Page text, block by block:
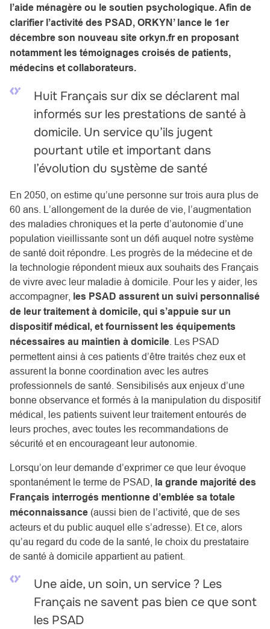
l’aide ménagère ou le soutien psychologique. Afin de
clarifier l’activité des PSAD, ORKYN’ lance le 1er
décembre son nouveau site orkyn.fren proposant
notamment les témoignages croisés de patients,
médecins et collaborateurs.
Huit Français sur dix se déclarent mal
informés sur les prestations de santé à
domicile. Un service qu’ils jugent
pourtant utile et important dans
l’évolution du système de santé
En 2050, on estime qu’une personne sur trois aura plus de
60 ans. L’allongement de la durée de vie, l’augmentation
des maladies chroniques et la perte d’autonomie d’une
population vieillissante sont un défi auquel notre système
de santé doit répondre. Les progrès de la médecine et de
la technologie répondent mieux aux souhaits des Français
de vivre avec leur maladie à domicile. Pour les y aider, les
accompagner,
les PSAD assurent un suivi personnalisé
de leur traitement à domicile, qui s’appuie sur un
dispositif médical, et fournissent les équipements
nécessaires au maintien à domicile . Les PSAD
permettent ainsi à ces patients d’être traités chez eux et
assurent la bonne coordination avec les autres
professionnels de santé. Sensibilisés aux enjeux d’une
bonne observance et formés à la manipulation du dispositif
médical, les patients suivent leur traitement entourés de
leurs proches, avec toutes les recommandations de
sécurité et en encourageant leur autonomie.
Lorsqu’on leur demande d’exprimer ce que leur évoque
spontanément le terme de PSAD,
la grande majorité des
Français interrogés mentionne d’emblée sa totale
méconnaissance (aussi bien de l’activité, que de ses
acteurs et du public auquel elle s’adresse). Et ce, alors
qu’au regard du code de la santé, le choix du prestataire
de santé à domicile appartient au patient.
Une aide, un soin, un service ? Les
Français ne savent pas bien ce que sont
les PSAD